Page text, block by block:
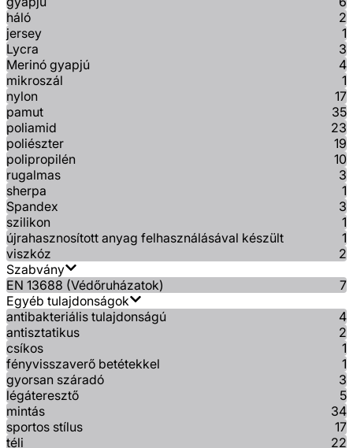
háló
2
jersey
1
Lycra
3
Merinó gyapjú
4
mikroszál
1
nylon
17
pamut
35
poliamid
23
poliészter
19
polipropilén
10
rugalmas
3
sherpa
1
Spandex
3
szilikon
1
újrahasznosított anyag felhasználásával készült
1
viszkóz
2
Szabvány
EN 13688 (Védőruházatok)
7
Egyéb tulajdonságok
antibakteriális tulajdonságú
4
antisztatikus
2
csíkos
1
fényvisszaverő betétekkel
1
gyorsan száradó
3
légáteresztő
5
mintás
34
sportos stílus
17
téli
22